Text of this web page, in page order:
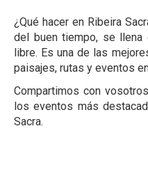
¿Qué hacer en Ribeira
del buen tiempo, se
libre. Es una de las
paisajes, rutas y eventos
Compartimos con
los eventos más
Sacra.